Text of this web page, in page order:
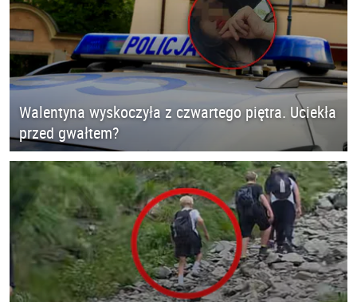
Walentyna wyskoczyła z czwartego piętra. Uciekła
przed gwałtem?